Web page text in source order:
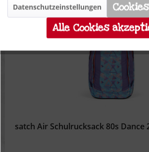
satch Air Schulrucksack 80s Dance
Marketing
Datenschutzeinstellungen
Alle Cookies